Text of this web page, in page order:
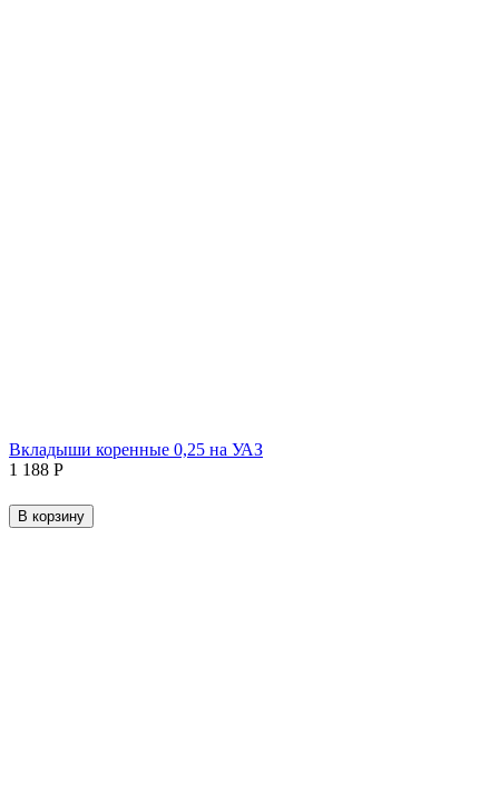
Вкладыши коренные 0,25 на УАЗ
1 188 Р
В корзину